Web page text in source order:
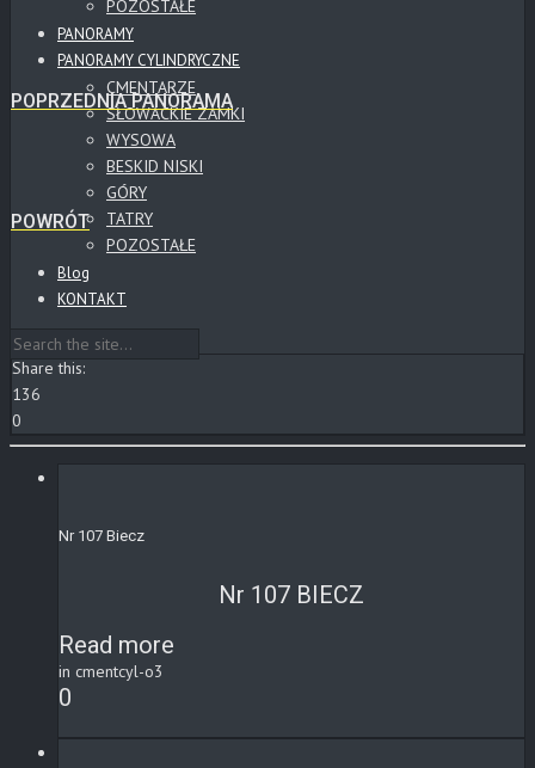
POZOSTAŁE
PANORAMY
PANORAMY CYLINDRYCZNE
CMENTARZE
SŁOWACKIE ZAMKI
WYSOWA
BESKID NISKI
GÓRY
TATRY
POZOSTAŁE
Blog
KONTAKT
POPRZEDNIA PANORAMA
POWRÓT
Share this:
136
0
Nr 107 Biecz
Nr 107 BIECZ
Read more
in cmentcyl-o3
0